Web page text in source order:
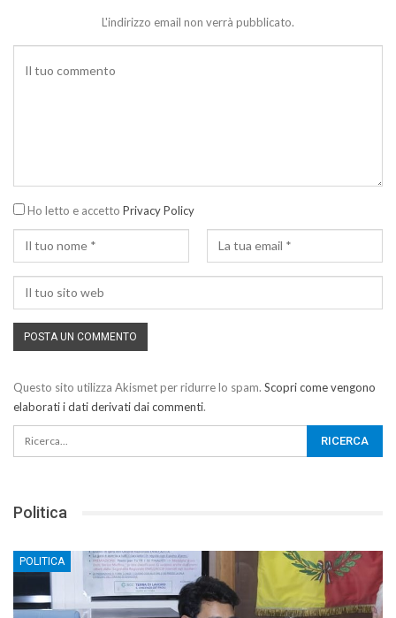
L'indirizzo email non verrà pubblicato.
Ho letto e accetto Privacy Policy
Questo sito utilizza Akismet per ridurre lo spam. Scopri come vengono
elaborati i dati derivati dai commenti.
Politica
POLITICA